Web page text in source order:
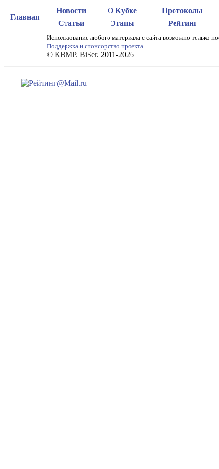
Главная
Новости О Кубке
Протоколы
Статьи
Этапы Рейтинг
Использование любого материала с сайта возможно только
Поддержка и спонсорство проекта
© КВМР. BiSer. 2011-2026